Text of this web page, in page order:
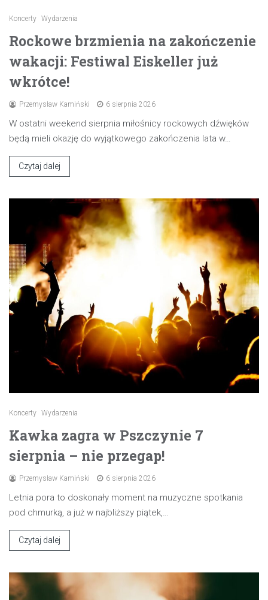
Koncerty Wydarzenia
Rockowe brzmienia na zakończenie
wakacji: Festiwal Eiskeller już
wkrótce!
Przemysław Kamiński 6 sierpnia 2026
W ostatni weekend sierpnia miłośnicy rockowych dźwięków
będą mieli okazję do wyjątkowego zakończenia lata w…
Czytaj dalej
Koncerty Wydarzenia
Kawka zagra w Pszczynie 7
sierpnia – nie przegap!
Przemysław Kamiński 6 sierpnia 2026
Letnia pora to doskonały moment na muzyczne spotkania
pod chmurką, a już w najbliższy piątek,…
Czytaj dalej